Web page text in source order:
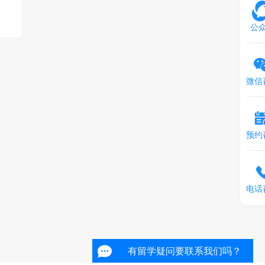
公
微信
预约
电话
有留学疑问要联系我们吗？
有留学疑问要联系我们吗？
有留学疑问要联系我们吗？